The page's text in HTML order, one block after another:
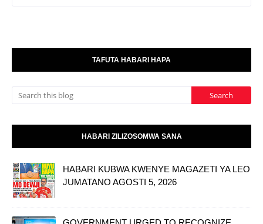
TAFUTA HABARI HAPA
HABARI ZILIZOSOMWA SANA
HABARI KUBWA KWENYE MAGAZETI YA LEO
JUMATANO AGOSTI 5, 2026